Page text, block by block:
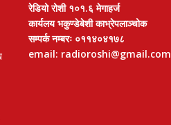
रेडियो रोशी १०१.६ मेगाहर्ज
कार्यलय भकुण्डेबेशी काभ्रेपलाञ्चोक
सम्पर्क नम्बरः ०११४०४१७८
email: radioroshi@gmail.com